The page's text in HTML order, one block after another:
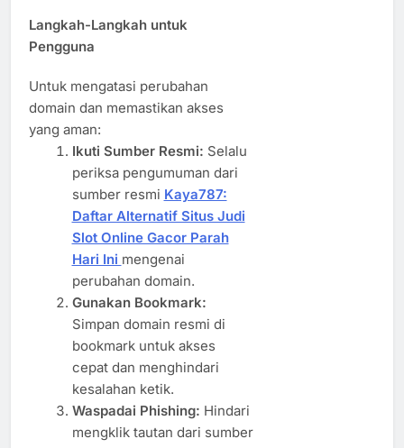
Langkah-Langkah untuk
Pengguna
Untuk mengatasi perubahan
domain dan memastikan akses
yang aman:
Ikuti Sumber Resmi: Selalu
periksa pengumuman dari
sumber resmi Kaya787:
Daftar Alternatif Situs Judi
Slot Online Gacor Parah
Hari Ini mengenai
perubahan domain.
Gunakan Bookmark:
Simpan domain resmi di
bookmark untuk akses
cepat dan menghindari
kesalahan ketik.
Waspadai Phishing: Hindari
mengklik tautan dari sumber